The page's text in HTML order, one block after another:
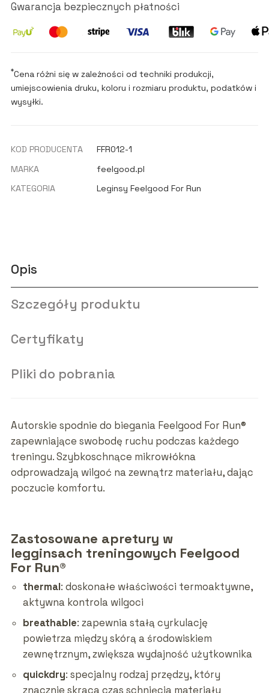
Gwarancja bezpiecznych płatności
*Cena różni się w zależności od techniki produkcji,
umiejscowienia druku, koloru i rozmiaru produktu, podatków i
wysyłki.
KOD PRODUCENTA
FFR012-1
MARKA
feelgood.pl
KATEGORIA
Leginsy Feelgood For Run
Opis
Szczegóły produktu
Certyfikaty
Pliki do pobrania
Autorskie spodnie do biegania Feelgood For Run®
zapewniające swobodę ruchu podczas każdego
treningu. Szybkoschnące mikrowłókna
odprowadzają wilgoć na zewnątrz materiału, dając
poczucie komfortu.
Zastosowane apretury w
legginsach treningowych Feelgood
For Run®
thermal: doskonałe właściwości termoaktywne,
aktywna kontrola wilgoci
breathable: zapewnia stałą cyrkulację
powietrza między skórą a środowiskiem
zewnętrznym, zwiększa wydajność użytkownika
quickdry: specjalny rodzaj przędzy, który
znacznie skraca czas schnięcia materiału